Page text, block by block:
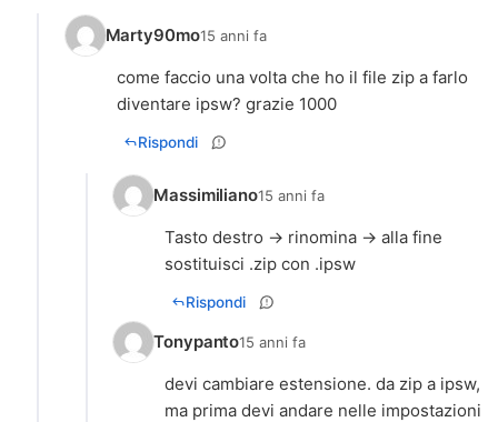
Marty90mo15 anni fa
come faccio una volta che ho il file zip a farlo
diventare ipsw? grazie 1000
Rispondi
Massimiliano15 anni fa
Tasto destro -> rinomina -> alla fine
sostituisci .zip con .ipsw
Rispondi
Tonypanto15 anni fa
devi cambiare estensione. da zip a ipsw,
ma prima devi andare nelle impostazioni